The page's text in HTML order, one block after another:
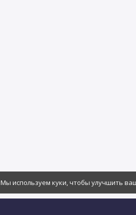
Мы используем куки, чтобы улучшить